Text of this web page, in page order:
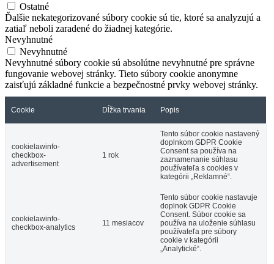
Ostatné
Ďalšie nekategorizované súbory cookie sú tie, ktoré sa analyzujú a
zatiaľ neboli zaradené do žiadnej kategórie.
Nevyhnutné
Nevyhnutné
Nevyhnutné súbory cookie sú absolútne nevyhnutné pre správne
fungovanie webovej stránky. Tieto súbory cookie anonymne
zaisťujú základné funkcie a bezpečnostné prvky webovej stránky.
Cookie Dĺžka trvania Popis
cookielawinfo-
checkbox-
advertisement
1 rok
Tento súbor cookie nastavený
doplnkom GDPR Cookie
Consent sa používa na
zaznamenanie súhlasu
používateľa s cookies v
kategórii „Reklamné“.
cookielawinfo-
checkbox-analytics
11 mesiacov
Tento súbor cookie nastavuje
doplnok GDPR Cookie
Consent. Súbor cookie sa
používa na uloženie súhlasu
používateľa pre súbory
cookie v kategórii
„Analytické“.